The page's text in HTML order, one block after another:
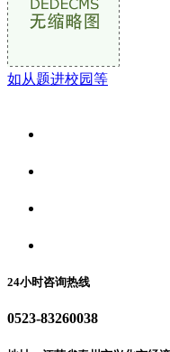
如从题进校园等
24小时咨询热线
0523-83260038